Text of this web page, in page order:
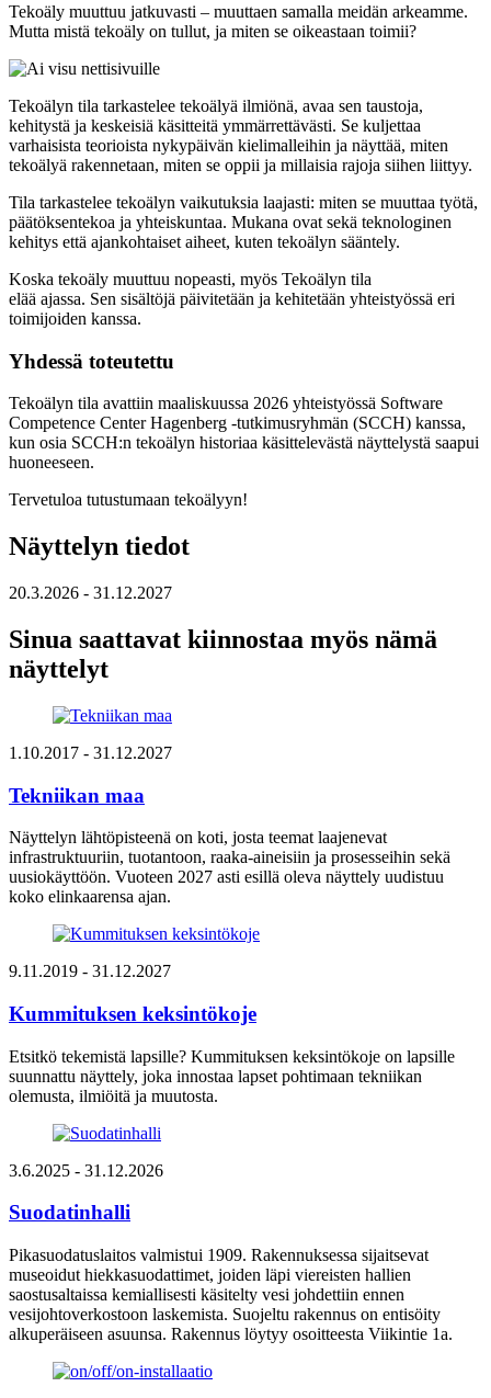
Tekoäly muuttuu jatkuvasti – muuttaen samalla meidän arkeamme.
Mutta mistä tekoäly on tullut, ja miten se oikeastaan toimii?
Tekoälyn tila tarkastelee tekoälyä ilmiönä, avaa sen taustoja,
kehitystä ja keskeisiä käsitteitä ymmärrettävästi. Se kuljettaa
varhaisista teorioista nykypäivän kielimalleihin ja näyttää, miten
tekoälyä rakennetaan, miten se oppii ja millaisia rajoja siihen liittyy.
Tila tarkastelee tekoälyn vaikutuksia laajasti: miten se muuttaa työtä,
päätöksentekoa ja yhteiskuntaa. Mukana ovat sekä teknologinen
kehitys että ajankohtaiset aiheet, kuten tekoälyn sääntely.
Koska tekoäly muuttuu nopeasti, myös Tekoälyn tila
elää ajassa. Sen sisältöjä päivitetään ja kehitetään yhteistyössä eri
toimijoiden kanssa.
Yhdessä toteutettu
Tekoälyn tila avattiin maaliskuussa 2026 yhteistyössä Software
Competence Center Hagenberg -tutkimusryhmän (SCCH) kanssa,
kun osia SCCH:n tekoälyn historiaa käsittelevästä näyttelystä saapui
huoneeseen.
Tervetuloa tutustumaan tekoälyyn!
Näyttelyn tiedot
20.3.2026 - 31.12.2027
Sinua saattavat kiinnostaa myös nämä
näyttelyt
1.10.2017 - 31.12.2027
Tekniikan maa
Näyttelyn lähtöpisteenä on koti, josta teemat laajenevat
infrastruktuuriin, tuotantoon, raaka-aineisiin ja prosesseihin sekä
uusiokäyttöön. Vuoteen 2027 asti esillä oleva näyttely uudistuu
koko elinkaarensa ajan.
9.11.2019 - 31.12.2027
Kummituksen keksintökoje
Etsitkö tekemistä lapsille? Kummituksen keksintökoje on lapsille
suunnattu näyttely, joka innostaa lapset pohtimaan tekniikan
olemusta, ilmiöitä ja muutosta.
3.6.2025 - 31.12.2026
Suodatinhalli
Pikasuodatuslaitos valmistui 1909. Rakennuksessa sijaitsevat
museoidut hiekkasuodattimet, joiden läpi viereisten hallien
saostusaltaissa kemiallisesti käsitelty vesi johdettiin ennen
vesijohtoverkostoon laskemista. Suojeltu rakennus on entisöity
alkuperäiseen asuunsa. Rakennus löytyy osoitteesta Viikintie 1a.